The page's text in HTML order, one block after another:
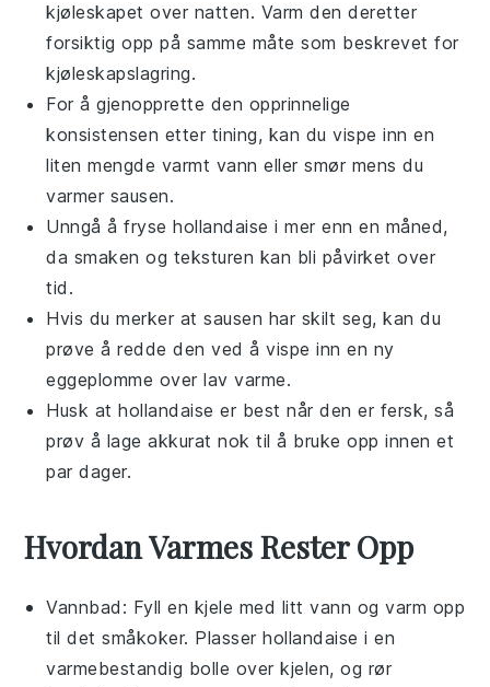
kjøleskapet over natten. Varm den deretter
forsiktig opp på samme måte som beskrevet for
kjøleskapslagring.
For å gjenopprette den opprinnelige
konsistensen etter tining, kan du vispe inn en
liten mengde varmt vann ellersmør mens du
varmer sausen.
Unngå å frysehollandaise i mer enn en måned,
da smaken og teksturen kan bli påvirket over
tid.
Hvis du merker at sausen har skilt seg, kan du
prøve å redde den ved å vispe inn en ny
eggeplomme over lav varme.
Husk athollandaise er best når den er fersk, så
prøv å lage akkurat nok til å bruke opp innen et
par dager.
Hvordan Varmes Rester Opp
Vannbad: Fyll en kjele med litt vann og varm opp
til det småkoker. Plasserhollandaise i en
varmebestandig bolle over kjelen, og rør